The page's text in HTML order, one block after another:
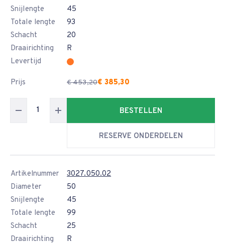
Snijlengte
45
Totale lengte
93
Schacht
20
Draairichting
R
Levertijd
Prijs € 453,20€ 385,30
BESTELLEN
RESERVE ONDERDELEN
Artikelnummer
3027.050.02
Diameter
50
Snijlengte
45
Totale lengte
99
Schacht
25
Draairichting
R